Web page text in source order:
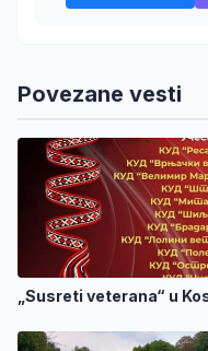
Povezane vesti
„Susreti veterana“ u